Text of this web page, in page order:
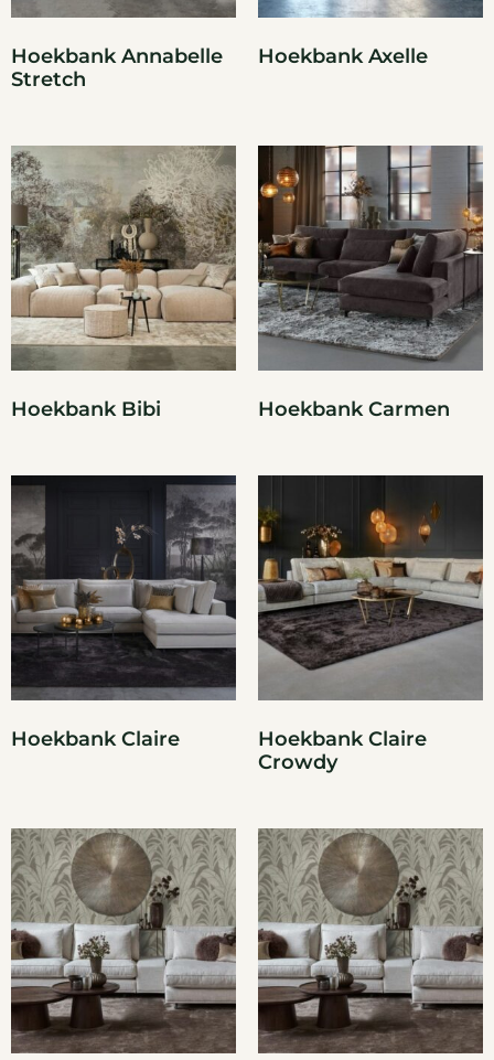
Hoekbank Annabelle
Stretch
Hoekbank Axelle
Hoekbank Bibi Hoekbank Carmen
Hoekbank Claire
Hoekbank Claire
Crowdy